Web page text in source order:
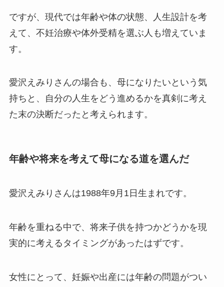
ですが、現代では年齢や体の状態、人生設計を考
えて、不妊治療や体外受精を選ぶ人も増えていま
す。
愛沢えみりさんの場合も、母になりたいという気
持ちと、自分の人生をどう進めるかを真剣に考え
た末の決断だったと考えられます。
年齢や将来を考えて母になる道を選んだ
愛沢えみりさんは1988年9月1日生まれです。
年齢を重ねる中で、将来子供を持つかどうかを現
実的に考えるタイミングがあったはずです。
女性にとって、妊娠や出産には年齢の問題がつい